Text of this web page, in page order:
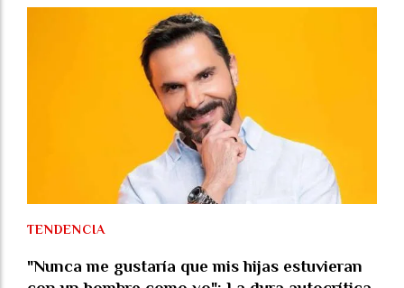
"Nunca me gustaría que mis hijas estuvieran
TENDENCIA